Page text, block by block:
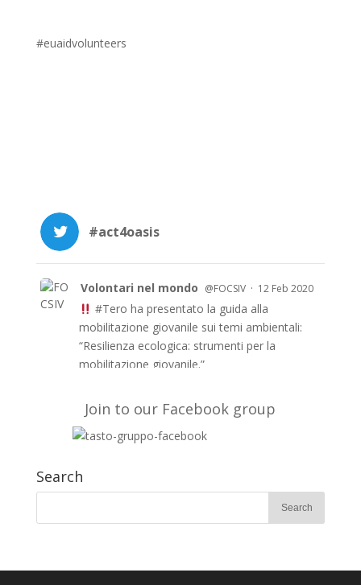
#euaidvolunteers
#act4oasis
Volontari nel mondo @FOCSIV · 12 Feb 2020
#Tero ha presentato la guida alla
mobilitazione giovanile sui temi ambientali:
“Resilienza ecologica: strumenti per la
mobilitazione giovanile.”
breve in arabo sul sito di TERO
https://t.co/51fyUueDW3
#EUAidVolunteers #Act4oasis
Volontari nel mondo @FOCSIV · 10 Feb 2020
l’evento conclusivo del
progetto#TEROche, con#fondiEu, ha
Join to our Facebook group
Search